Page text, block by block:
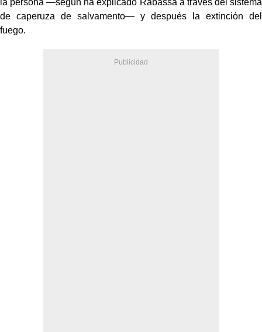
la persona —según ha explicado Rabassa a través del sistema
de caperuza de salvamento— y después la extinción del
fuego.